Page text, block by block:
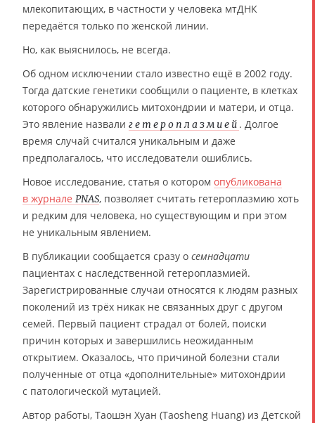
млекопитающих, в частности у человека мтДНК
передаётся только по женской линии.
Но, как выяснилось, не всегда.
Об одном исключении стало известно ещё в 2002 году.
Тогда датские генетики сообщили о пациенте, в клетках
которого обнаружились митохондрии и матери, и отца.
Это явление назвали гетероплазмией . Долгое
время случай считался уникальным и даже
предполагалось, что исследователи ошиблись.
Новое исследование, статья о котором опубликована
в журнале PNAS, позволяет считать гетероплазмию хоть
и редким для человека, но существующим и при этом
не уникальным явлением.
В публикации сообщается сразу о семнадцати
пациентах с наследственной гетероплазмией.
Зарегистрированные случаи относятся к людям разных
поколений из трёх никак не связанных друг с другом
семей. Первый пациент страдал от болей, поиски
причин которых и завершились неожиданным
открытием. Оказалось, что причиной болезни стали
полученные от отца «дополнительные» митохондрии
с патологической мутацией.
Автор работы, Таошэн Хуан (Taosheng Huang) из Детской